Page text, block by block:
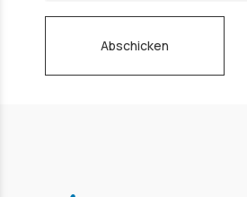
Abschicken